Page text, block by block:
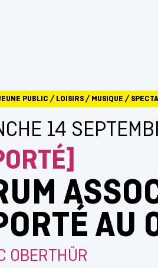
PUBLIC / LOISIRS/ MUSIQUE /
14
OBERTHÜR